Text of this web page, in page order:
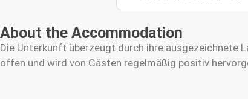
About the Accommodation
Die Unterkunft überzeugt durch ihre ausgezeichnete
offen und wird von Gästen regelmäßig positiv